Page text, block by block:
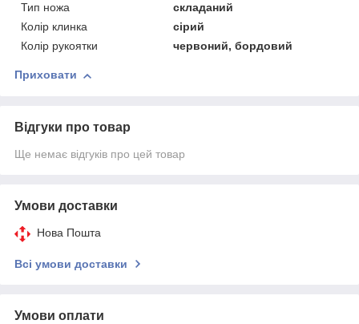
Тип ножа
складаний
Колір клинка
сірий
Колір рукоятки
червоний, бордовий
Приховати
Відгуки про товар
Ще немає відгуків про цей товар
Умови доставки
Нова Пошта
Всі умови доставки
Умови оплати